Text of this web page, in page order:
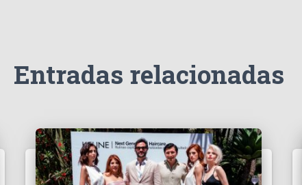
Entradas relacionadas